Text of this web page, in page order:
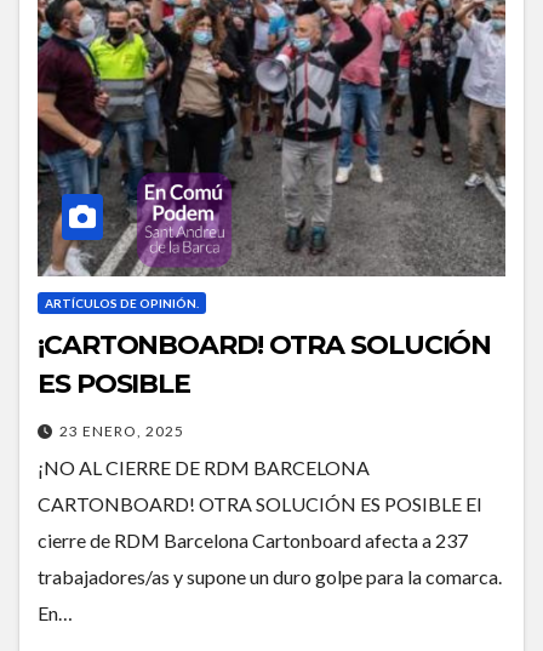
ARTÍCULOS DE OPINIÓN.
¡CARTONBOARD! OTRA SOLUCIÓN
ES POSIBLE
23 ENERO, 2025
¡NO AL CIERRE DE RDM BARCELONA
CARTONBOARD! OTRA SOLUCIÓN ES POSIBLE El
cierre de RDM Barcelona Cartonboard afecta a 237
trabajadores/as y supone un duro golpe para la comarca.
En…